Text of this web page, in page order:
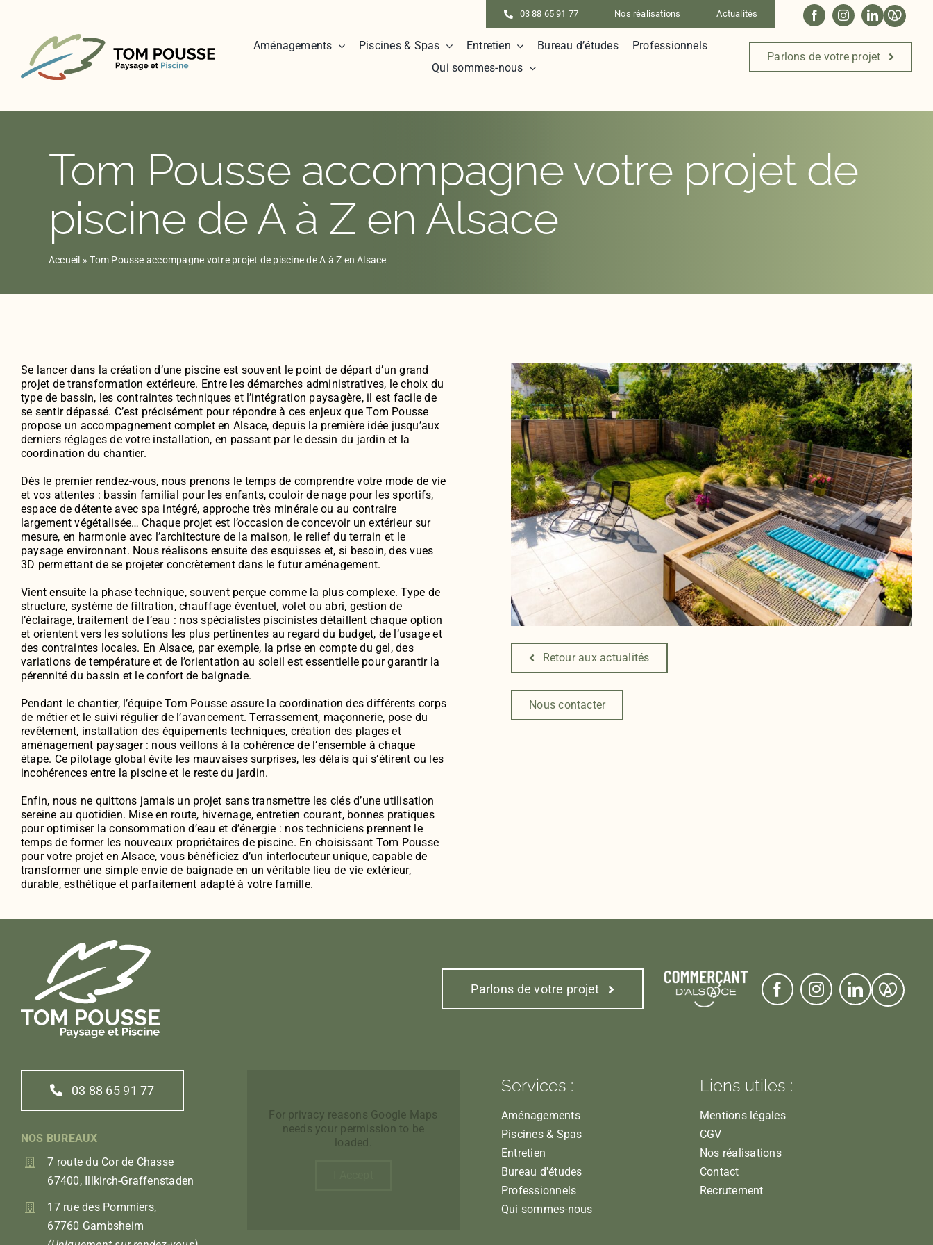
03 88 65 91 77 Nos réalisations Actualités
Aménagements Piscines & Spas Entretien Bureau d’études
Professionnels
Qui sommes-nous
Parlons de votre projet
Tom Pousse accompagne votre projet de
piscine de A à Z en Alsace
Accueil »Tom Pousse accompagne votre projet de piscine de A à Z en Alsace
Se lancer dans la création d’une piscine est souvent le point de départ d’un grand
projet de transformation extérieure. Entre les démarches administratives, le choix du
type de bassin, les contraintes techniques et l’intégration paysagère, il est facile de
se sentir dépassé. C’est précisément pour répondre à ces enjeux que Tom Pousse
propose un accompagnement complet en Alsace, depuis la première idée jusqu’aux
derniers réglages de votre installation, en passant par le dessin du jardin et la
coordination du chantier.
Dès le premier rendez-vous, nous prenons le temps de comprendre votre mode de vie
et vos attentes : bassin familial pour les enfants, couloir de nage pour les sportifs,
espace de détente avec spa intégré, approche très minérale ou au contraire
largement végétalisée… Chaque projet est l’occasion de concevoir un extérieur sur
mesure, en harmonie avec l’architecture de la maison, le relief du terrain et le
paysage environnant. Nous réalisons ensuite des esquisses et, si besoin, des vues
3D permettant de se projeter concrètement dans le futur aménagement.
Vient ensuite la phase technique, souvent perçue comme la plus complexe. Type de
structure, système de filtration, chauffage éventuel, volet ou abri, gestion de
l’éclairage, traitement de l’eau : nos spécialistes piscinistes détaillent chaque option
et orientent vers les solutions les plus pertinentes au regard du budget, de l’usage et
des contraintes locales. En Alsace, par exemple, la prise en compte du gel, des
variations de température et de l’orientation au soleil est essentielle pour garantir la
pérennité du bassin et le confort de baignade.
Pendant le chantier, l’équipe Tom Pousse assure la coordination des différents corps
de métier et le suivi régulier de l’avancement. Terrassement, maçonnerie, pose du
revêtement, installation des équipements techniques, création des plages et
aménagement paysager : nous veillons à la cohérence de l’ensemble à chaque
étape. Ce pilotage global évite les mauvaises surprises, les délais qui s’étirent ou les
incohérences entre la piscine et le reste du jardin.
Enfin, nous ne quittons jamais un projet sans transmettre les clés d’une utilisation
sereine au quotidien. Mise en route, hivernage, entretien courant, bonnes pratiques
pour optimiser la consommation d’eau et d’énergie : nos techniciens prennent le
temps de former les nouveaux propriétaires de piscine. En choisissant Tom Pousse
pour votre projet en Alsace, vous bénéficiez d’un interlocuteur unique, capable de
transformer une simple envie de baignade en un véritable lieu de vie extérieur,
durable, esthétique et parfaitement adapté à votre famille.
Retour aux actualités
Nous contacter
Parlons de votre projet
03 88 65 91 77
NOS BUREAUX
7 route du Cor de Chasse
67400, Illkirch-Graffenstaden
17 rue des Pommiers,
67760 Gambsheim
For privacy reasons Google Maps
needs your permission to be
loaded.
Services :
Aménagements
Piscines & Spas
Entretien
Bureau d'études
Professionnels
Qui sommes-nous
Liens utiles :
Mentions légales
CGV
Nos réalisations
Contact
Recrutement